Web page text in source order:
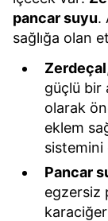
pancar suyu.
sağlığa olan
Zerdeçal
güçlü bir
olarak
eklem
sistemini
Pancar
egzersiz